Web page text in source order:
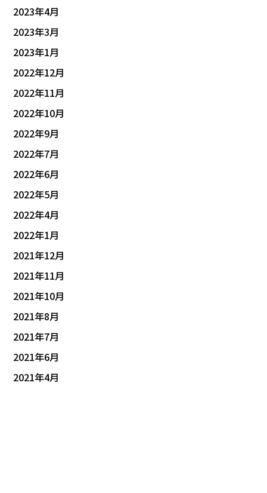
2023年4月
2023年3月
2023年1月
2022年12月
2022年11月
2022年10月
2022年9月
2022年7月
2022年6月
2022年5月
2022年4月
2022年1月
2021年12月
2021年11月
2021年10月
2021年8月
2021年7月
2021年6月
2021年4月